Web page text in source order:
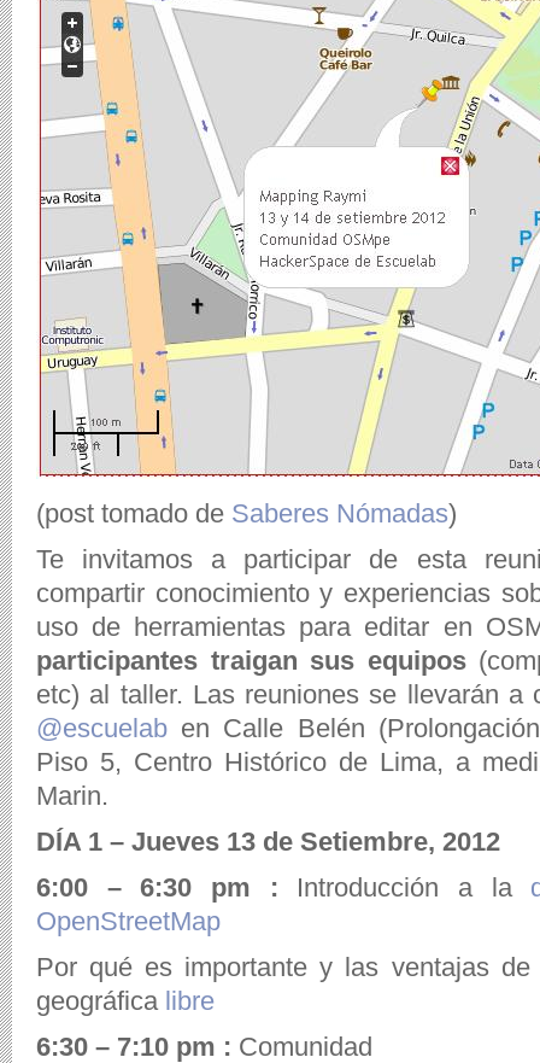
(post tomado de Saberes Nómadas)
Te invitamos a participar de esta
compartir conocimiento y experiencias
uso de herramientas para editar en
participantes traigan sus equipos
etc) al taller. Las reuniones se llevarán a
@escuelab en Calle Belén
Piso 5, Centro Histórico de Lima, a
Marin.
DÍA 1 – Jueves 13 de Setiembre, 2012
6:00 – 6:30 pm : Introducción a la
OpenStreetMap
Por qué es importante y las ventajas
geográfica libre
6:30 – 7:10 pm : Comunidad